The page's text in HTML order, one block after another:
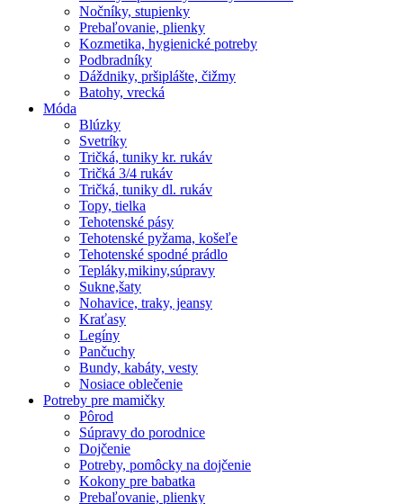
Nočníky, stupienky
Prebaľovanie, plienky
Kozmetika, hygienické potreby
Podbradníky
Dáždniky, pršiplášte, čižmy
Batohy, vrecká
Móda
Blúzky
Svetríky
Tričká, tuniky kr. rukáv
Tričká 3/4 rukáv
Tričká, tuniky dl. rukáv
Topy, tielka
Tehotenské pásy
Tehotenské pyžama, košeľe
Tehotenské spodné prádlo
Tepláky,mikiny,súpravy
Sukne,šaty
Nohavice, traky, jeansy
Kraťasy
Legíny
Pančuchy
Bundy, kabáty, vesty
Nosiace oblečenie
Potreby pre mamičky
Pôrod
Súpravy do porodnice
Dojčenie
Potreby, pomôcky na dojčenie
Kokony pre babatka
Prebaľovanie, plienky